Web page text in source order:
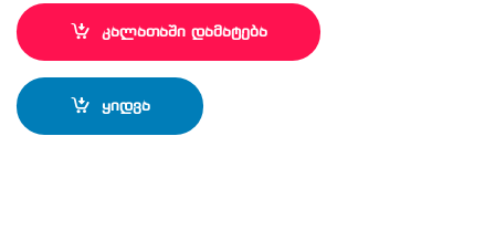
კალათაში დამატება
ყიდვა